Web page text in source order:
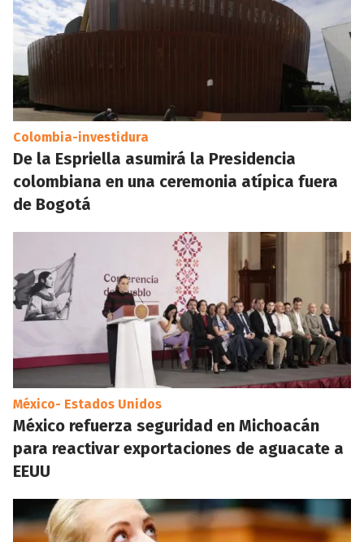
Colombia-investidura
De la Espriella asumirá la Presidencia
colombiana en una ceremonia atípica fuera
de Bogotá
México- Estados Unidos
México refuerza seguridad en Michoacán
para reactivar exportaciones de aguacate a
EEUU